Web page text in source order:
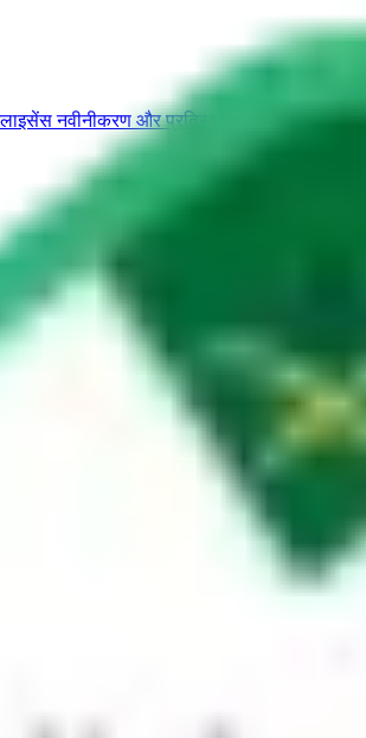
लाइसेंस नवीनीकरण और प्रतिस्थापन वाहन स्वामित्व
मोड़ बनाना चाहते हैं। आप दाईं